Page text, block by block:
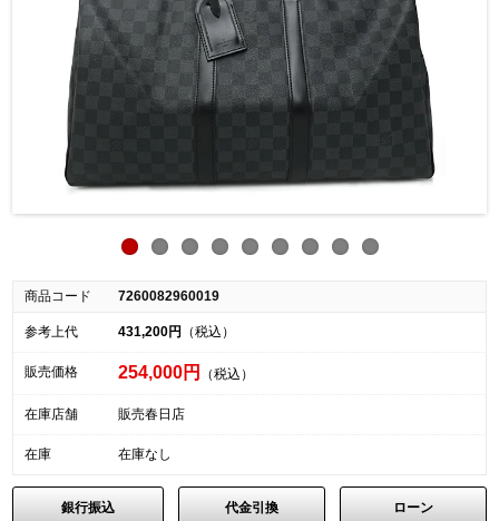
商品コード 7260082960019
参考上代 431,200円 （税込）
販売価格 254,000円 （税込）
在庫店舗 販売春日店
在庫 在庫なし
銀行振込 代金引換 ローン